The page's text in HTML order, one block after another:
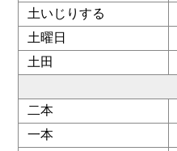
土いじりする
土曜日
土田
二本
一本